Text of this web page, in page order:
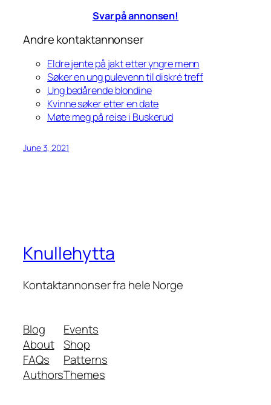
Svar på annonsen!
Andre kontaktannonser
Eldre jente på jakt etter yngre menn
Søker en ung pulevenn til diskré treff
Ung bedårende blondine
Kvinne søker etter en date
Møte meg på reise i Buskerud
June 3, 2021
Knullehytta
Kontaktannonser fra hele Norge
Blog
About
FAQs
Authors
Events
Shop
Patterns
Themes